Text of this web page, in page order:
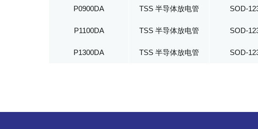
P0900DA TSS 半导体放电管 SOD-
P1100DA TSS 半导体放电管 SOD-
P1300DA TSS 半导体放电管 SOD-